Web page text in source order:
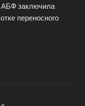
АБФ заключила
переносного